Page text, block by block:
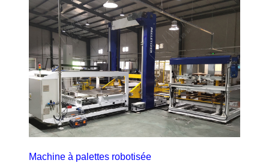
Machine à palettes robotisée